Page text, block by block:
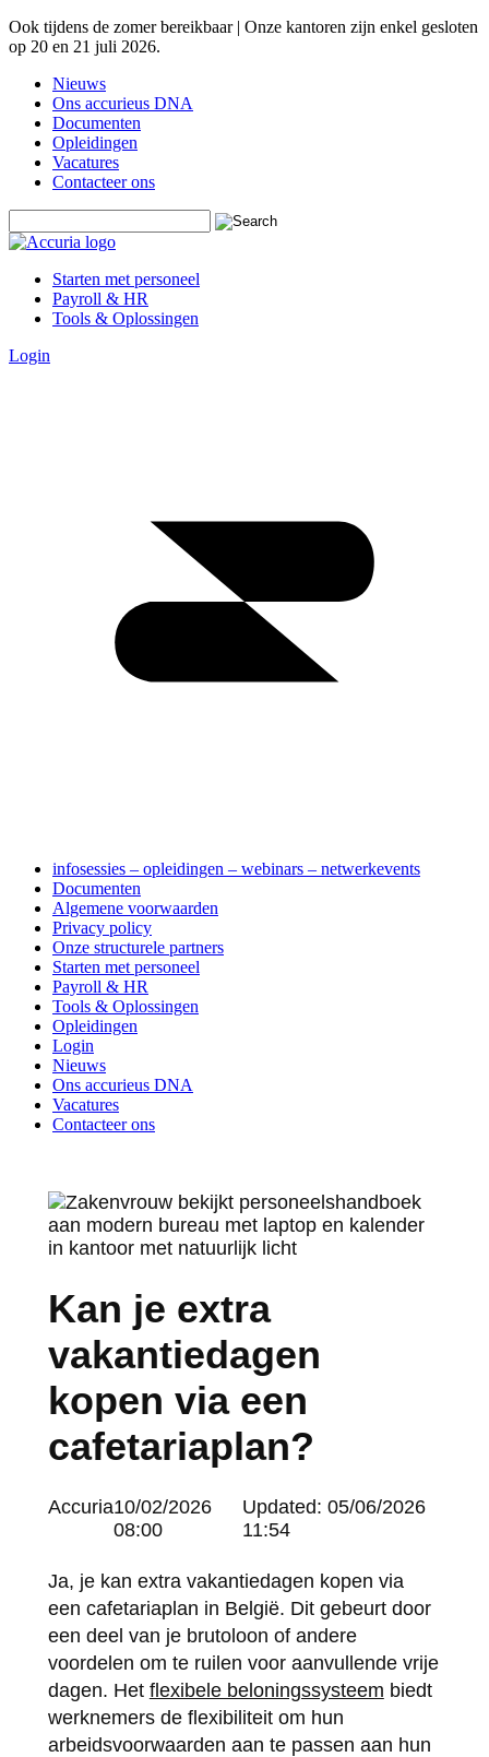
Ook tijdens de zomer bereikbaar | Onze kantoren zijn enkel gesloten
op 20 en 21 juli 2026.
Nieuws
Ons accurieus DNA
Documenten
Opleidingen
Vacatures
Contacteer ons
Starten met personeel
Payroll & HR
Tools & Oplossingen
Login
infosessies – opleidingen – webinars – netwerkevents
Documenten
Algemene voorwaarden
Privacy policy
Onze structurele partners
Starten met personeel
Payroll & HR
Tools & Oplossingen
Opleidingen
Login
Nieuws
Ons accurieus DNA
Vacatures
Contacteer ons
Kan je extra
vakantiedagen
kopen via een
cafetariaplan?
Posted
Accuria10/02/2026
08:00
Updated: 05/06/2026
11:54
Ja, je kan extra vakantiedagen kopen via
een cafetariaplan in België. Dit gebeurt door
een deel van je brutoloon of andere
voordelen om te ruilen voor aanvullende vrije
dagen. Het flexibele beloningssysteem biedt
werknemers de flexibiliteit om hun
arbeidsvoorwaarden aan te passen aan hun